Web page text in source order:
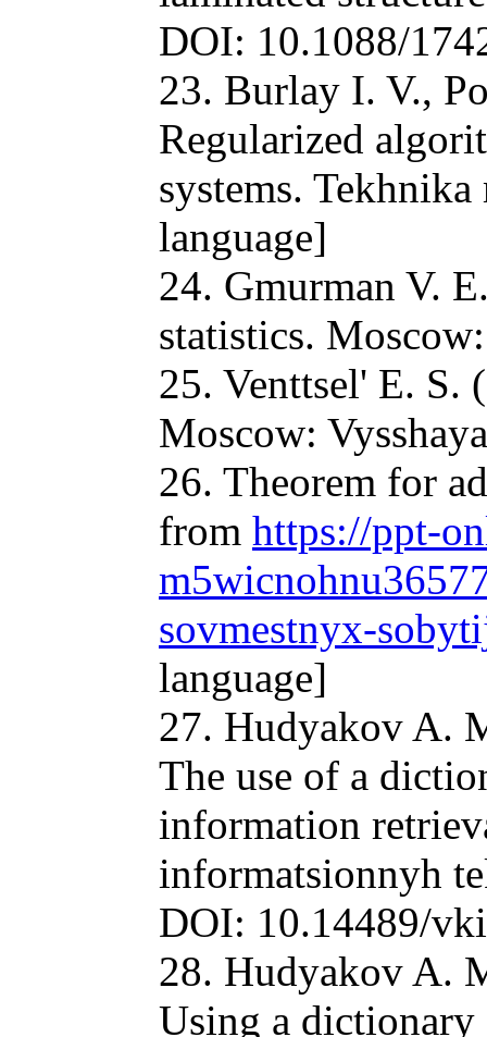
DOI: 10.1088/
23. Burlay I. V.,
Regularized
systems.
language]
24. Gmurman V.
statistics.
25. Venttsel' E.
Moscow:
26. Theorem for
from https://ppt-
sovmestnyx-
language]
27. Hudyakov A.
The use of a
information
informatsionnyh
DOI: 10.14489/
28. Hudyakov A.
Using a dictionary